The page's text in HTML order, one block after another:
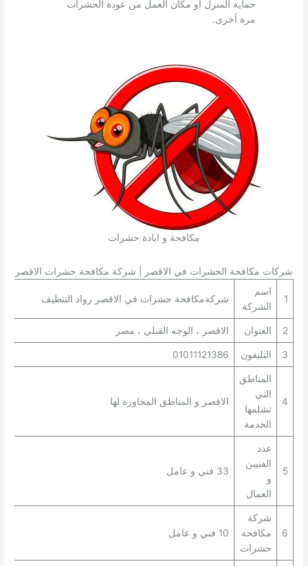
حماية المنزل أو مكان العمل من عودة الحشرات
مرة أخرى.
مكافحة و ابادة حشرات
شركات مكافحة الحشرات في الاقصر | شركة مكافحة حشرات الاقصر
1
اسم
الشركة
شركةمكافحة حشرات في الاقصر رواد التنظيف
2 العنوان الاقصر ، الوجه القبلي ، مصر
3 التليفون 01011121386
4
المناطق
التي
تشلمها
الخدمة
الاقصر و المناطق المجاورة لها
5
عدد
الفنيين
و
العمال
33 فني و عامل
6
شركة
مكافحة
حشرات
10 فني و عامل